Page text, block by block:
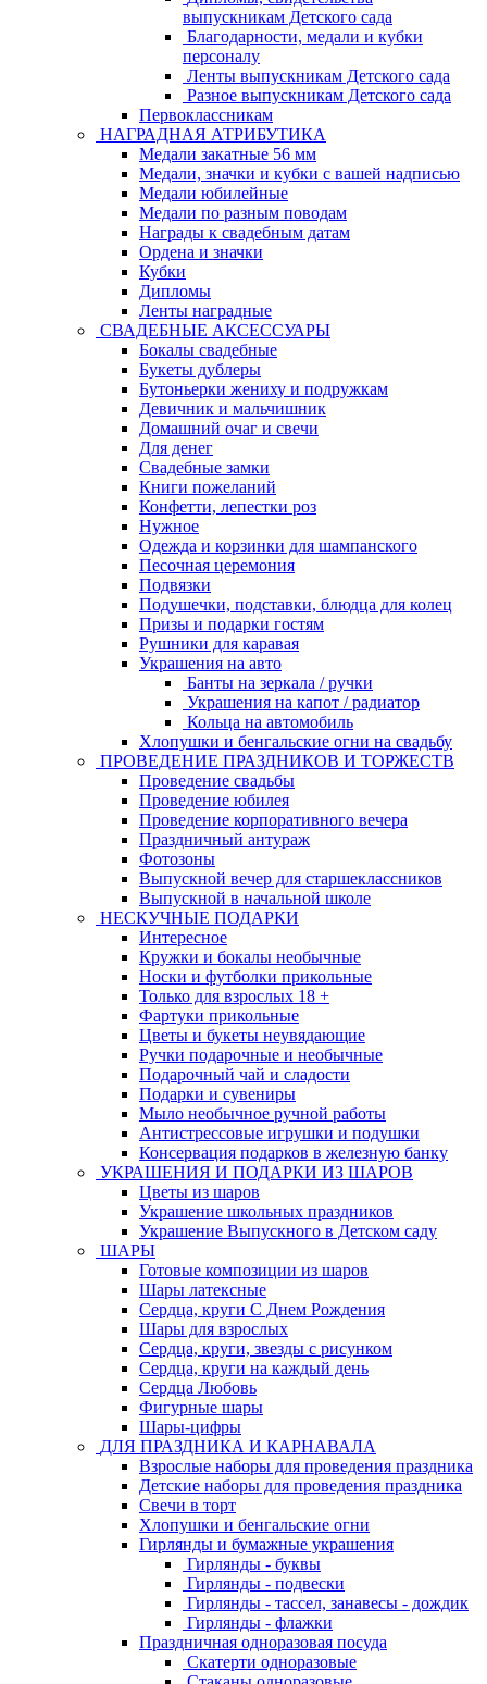
выпускникам Детского сада
Благодарности, медали и кубки
персоналу
Ленты выпускникам Детского сада
Разное выпускникам Детского сада
Первоклассникам
НАГРАДНАЯ АТРИБУТИКА
Медали закатные 56 мм
Медали, значки и кубки с вашей надписью
Медали юбилейные
Медали по разным поводам
Награды к свадебным датам
Ордена и значки
Кубки
Дипломы
Ленты наградные
СВАДЕБНЫЕ АКСЕССУАРЫ
Бокалы свадебные
Букеты дублеры
Бутоньерки жениху и подружкам
Девичник и мальчишник
Домашний очаг и свечи
Для денег
Свадебные замки
Книги пожеланий
Конфетти, лепестки роз
Нужное
Одежда и корзинки для шампанского
Песочная церемония
Подвязки
Подушечки, подставки, блюдца для колец
Призы и подарки гостям
Рушники для каравая
Украшения на авто
Банты на зеркала / ручки
Украшения на капот / радиатор
Кольца на автомобиль
Хлопушки и бенгальские огни на свадьбу
ПРОВЕДЕНИЕ ПРАЗДНИКОВ И ТОРЖЕСТВ
Проведение свадьбы
Проведение юбилея
Проведение корпоративного вечера
Праздничный антураж
Фотозоны
Выпускной вечер для старшеклассников
Выпускной в начальной школе
НЕСКУЧНЫЕ ПОДАРКИ
Интересное
Кружки и бокалы необычные
Носки и футболки прикольные
Только для взрослых 18 +
Фартуки прикольные
Цветы и букеты неувядающие
Ручки подарочные и необычные
Подарочный чай и сладости
Подарки и сувениры
Мыло необычное ручной работы
Антистрессовые игрушки и подушки
Консервация подарков в железную банку
УКРАШЕНИЯ И ПОДАРКИ ИЗ ШАРОВ
Цветы из шаров
Украшение школьных праздников
Украшение Выпускного в Детском саду
ШАРЫ
Готовые композиции из шаров
Шары латексные
Сердца, круги С Днем Рождения
Шары для взрослых
Сердца, круги, звезды с рисунком
Сердца, круги на каждый день
Сердца Любовь
Фигурные шары
Шары-цифры
ДЛЯ ПРАЗДНИКА И КАРНАВАЛА
Взрослые наборы для проведения праздника
Детские наборы для проведения праздника
Свечи в торт
Хлопушки и бенгальские огни
Гирлянды и бумажные украшения
Гирлянды - буквы
Гирлянды - подвески
Гирлянды - тассел, занавесы - дождик
Гирлянды - флажки
Праздничная одноразовая посуда
Скатерти одноразовые